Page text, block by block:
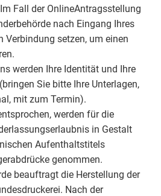
Fall der OnlineAntragsstellung
nach Eingang Ihres
Verbindung setzen, um einen
werden Ihre Identität und Ihre
Sie bitte Ihre Unterlagen,
mit zum Termin).
werden für die
in Gestalt
Aufenthaltstitels
genommen.
beauftragt die Herstellung der
Nach der